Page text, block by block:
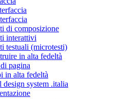
di composizione
interattivi
testuali (microtesti)
in alta fedeltà
pagina
in alta fedeltà
system .italia